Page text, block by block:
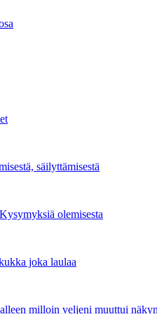
säilyttämisestä
olemisesta
joka laulaa
milloin veljeni muuttui